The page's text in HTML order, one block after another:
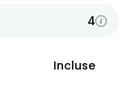
4
Incluse